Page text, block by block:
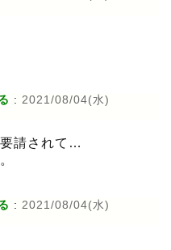
: 2021/08/04(水)
請されて…
: 2021/08/04(水)